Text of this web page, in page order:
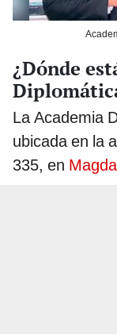
¿Dónde
La Academia
ubicada en la
335, en